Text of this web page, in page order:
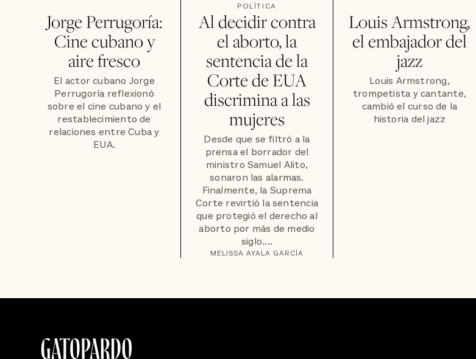
Jorge Perrugoría:
Cine cubano y
aire fresco
El actor cubano Jorge
Perrugoría reflexionó
sobre el cine cubano y el
restablecimiento de
relaciones entre Cuba y
EUA.
POLÍTICA
Al decidir contra
el aborto, la
sentencia de la
Corte de EUA
discrimina a las
mujeres
Desde que se filtró a la
prensa el borrador del
ministro Samuel Alito,
sonaron las alarmas.
Finalmente, la Suprema
Corte revirtió la sentencia
que protegió el derecho al
aborto por más de medio
siglo....
MELISSA AYALA GARCÍA
Louis Armstrong,
el embajador del
jazz
Louis Armstrong,
trompetista y cantante,
cambió el curso de la
historia del jazz